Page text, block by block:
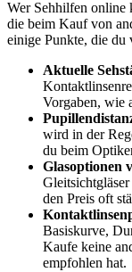
Wer Sehhilfen online
die beim Kauf von
einige Punkte, die du
Aktuelle
Vorgaben, wie
wird in der
du beim
Glasoptionen
den Preis oft
Basiskurve,
Kaufe keine
empfohlen hat.